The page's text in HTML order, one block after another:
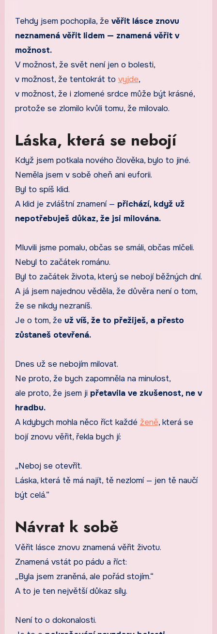
Tehdy jsem pochopila, že věřit lásce znovu
neznamená věřit lidem — znamená věřit v
možnost.
V možnost, že svět není jen o bolesti,
v možnost, že tentokrát to vyjde,
v možnost, že i zlomené srdce může být krásné,
protože se zlomilo kvůli tomu, že milovalo.
Láska, která se nebojí
Když jsem potkala nového člověka, bylo to jiné.
Neměla jsem v sobě oheň ani euforii.
Byl to spíš klid.
A klid je zvláštní znamení — přichází, když už
nepotřebuješ důkaz, že jsi milována.
Mluvili jsme pomalu, občas se smáli, občas mlčeli.
Nebyl to začátek románu.
Byl to začátek života, který se nebojí běžných dní.
A já jsem najednou věděla, že důvěra není o tom,
že se nikdy nezraníš.
Je o tom, že už víš, že to přežiješ, a přesto
zůstaneš otevřená.
Dnes už se nebojím milovat.
Ne proto, že bych zapomněla na minulost,
ale proto, že jsem ji přetavila ve zkušenost, ne v
hradbu.
A kdybych mohla něco říct každé ženě, která se
bojí znovu věřit, řekla bych jí:
„Neboj se otevřít.
Láska, která tě má najít, tě nezlomí — jen tě naučí
být celá.“
Návrat k sobě
Věřit lásce znovu znamená věřit životu.
Znamená vstát po pádu a říct:
„Byla jsem zraněná, ale pořád stojím.“
A to je ten největší důkaz síly.
Není to o dokonalosti.